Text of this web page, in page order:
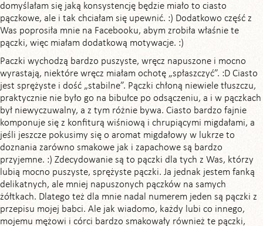
domyślałam się jaką konsystencję będzie miało to ciasto
pączkowe, ale i tak chciałam się upewnić. :) Dodatkowo część z
Was poprosiła mnie na Facebooku, abym zrobiła właśnie te
pączki, więc miałam dodatkową motywacje. :)
Paczki wychodzą bardzo puszyste, wręcz napuszone i mocno
wyrastają, niektóre wręcz miałam ochotę „spłaszczyć”. :D Ciasto
jest sprężyste i dość „stabilne”. Pączki chłoną niewiele tłuszczu,
praktycznie nie było go na bibułce po odsączeniu, a i w pączkach
był niewyczuwalny, a z tym różnie bywa. Ciasto bardzo fajnie
komponuje się z konfiturą wiśniową i chrupiącymi migdałami, a
jeśli jeszcze pokusimy się o aromat migdałowy w lukrze to
doznania zarówno smakowe jak i zapachowe są bardzo
przyjemne. :) Zdecydowanie są to pączki dla tych z Was, którzy
lubią mocno puszyste, sprężyste pączki. Ja jednak jestem fanką
delikatnych, ale mniej napuszonych pączków na samych
żółtkach. Dlatego też dla mnie nadal numerem jeden są pączki z
przepisu mojej babci. Ale jak wiadomo, każdy lubi co innego,
mojemu mężowi i córci bardzo smakowały również te pączki,